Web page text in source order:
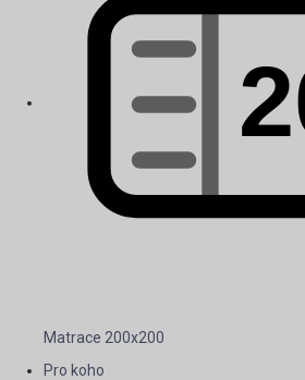
Matrace 200x200
Pro koho